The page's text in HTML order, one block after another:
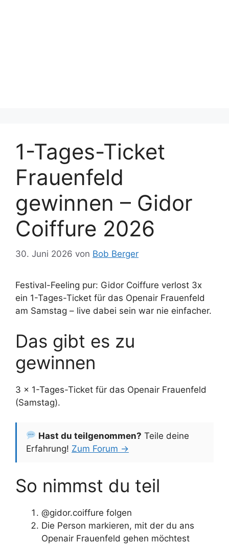
1-Tages-Ticket
Frauenfeld
gewinnen – Gidor
Coiffure 2026
30. Juni 2026 von Bob Berger
Festival-Feeling pur: Gidor Coiffure verlost 3x
ein 1-Tages-Ticket für das Openair Frauenfeld
am Samstag – live dabei sein war nie einfacher.
Das gibt es zu
gewinnen
3 x 1-Tages-Ticket für das Openair Frauenfeld
(Samstag).
Hast du teilgenommen? Teile deine
Erfahrung! Zum Forum →
So nimmst du teil
@gidor.coiffure folgen
Die Person markieren, mit der du ans
Openair Frauenfeld gehen möchtest